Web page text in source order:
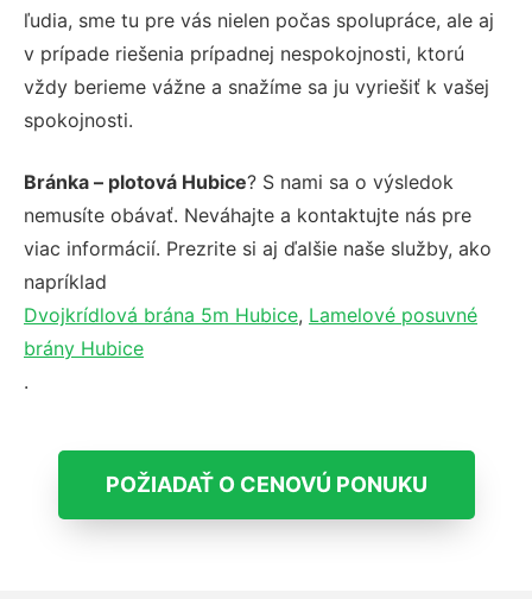
ľudia, sme tu pre vás nielen počas spolupráce, ale aj
v prípade riešenia prípadnej nespokojnosti, ktorú
vždy berieme vážne a snažíme sa ju vyriešiť k vašej
spokojnosti.
Bránka – plotová Hubice? S nami sa o výsledok
nemusíte obávať. Neváhajte a kontaktujte nás pre
viac informácií. Prezrite si aj ďalšie naše služby, ako
napríklad
Dvojkrídlová brána 5m Hubice, Lamelové posuvné
brány Hubice
.
POŽIADAŤ O CENOVÚ PONUKU